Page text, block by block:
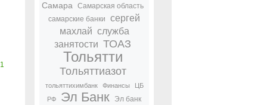
Самара
Самарская область
самарские банки
сергей
махлай служба
занятости ТОАЗ
Тольятти
Тольяттиазот
тольяттихимбанк Финансы
ЦБ
РФ
Эл Банк
Эл банк